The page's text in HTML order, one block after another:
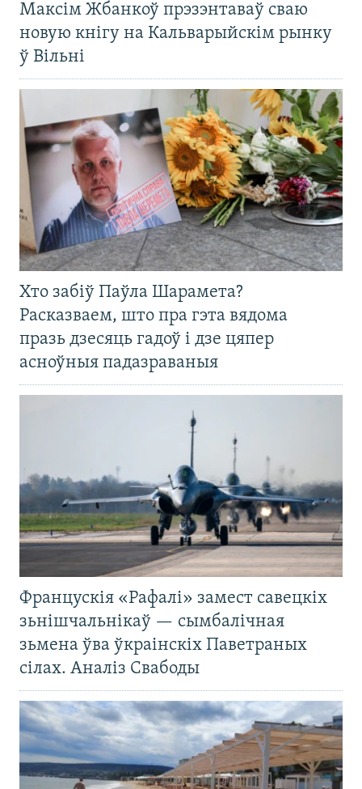
Максім Жбанкоў прэзэнтаваў сваю
новую кнігу на Кальварыйскім рынку
ў Вільні
Хто забіў Паўла Шарамета?
Расказваем, што пра гэта вядома
празь дзесяць гадоў і дзе цяпер
асноўныя падазраваныя
Францускія «Рафалі» замест савецкіх
зьнішчальнікаў — сымбалічная
зьмена ўва ўкраінскіх Паветраных
сілах. Аналіз Свабоды